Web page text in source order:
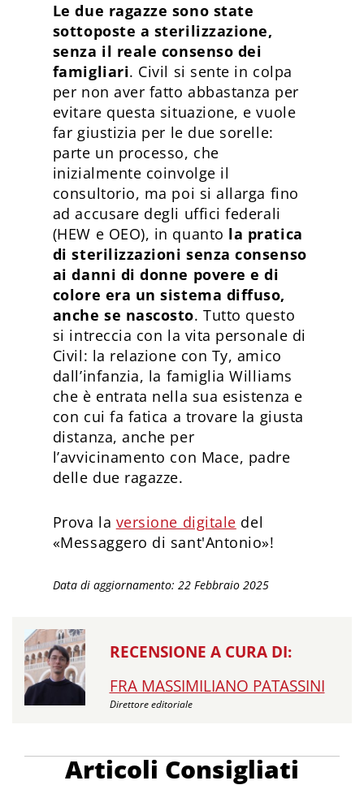
Le due ragazze sono state
sottoposte a sterilizzazione,
senza il reale consenso dei
famigliari. Civil si sente in colpa
per non aver fatto abbastanza per
evitare questa situazione, e vuole
far giustizia per le due sorelle:
parte un processo, che
inizialmente coinvolge il
consultorio, ma poi si allarga fino
ad accusare degli uffici federali
(HEW e OEO), in quanto la pratica
di sterilizzazioni senza consenso
ai danni di donne povere e di
colore era un sistema diffuso,
anche se nascosto. Tutto questo
si intreccia con la vita personale di
Civil: la relazione con Ty, amico
dall’infanzia, la famiglia Williams
che è entrata nella sua esistenza e
con cui fa fatica a trovare la giusta
distanza, anche per
l’avvicinamento con Mace, padre
delle due ragazze.
Prova la versione digitale del
«Messaggero di sant'Antonio»!
Data di aggiornamento: 22 Febbraio 2025
RECENSIONE A CURA DI:
FRA MASSIMILIANO PATASSINI
Direttore editoriale
Articoli Consigliati